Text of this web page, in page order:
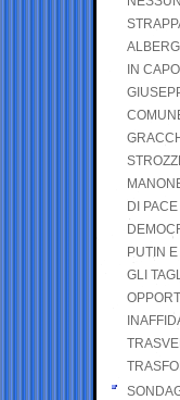
IN
DI
PUTIN
GLI